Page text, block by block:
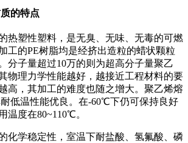
的特点
塑性塑料，是无臭、无味、无毒的可燃
工的PE树脂均是经挤出造粒的蜡状颗粒
分子量超过10万的则为超高分子量聚乙
物理力学性能越好，越接近工程材料的要
高，其加工的难度也随之增大。聚乙烯熔
低温性能优良。在-60℃下仍可保持良好
温度在80~110℃。
学稳定性，室温下耐盐酸、氢氟酸、磷